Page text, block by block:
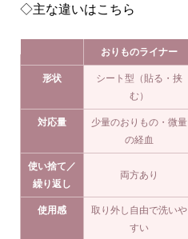
◇主な違いはこちら
おりものライナー
形状
シート型（貼る・挟
む）
対応量
少量のおりもの・微量
の経血
使い捨て／
繰り返し
両方あり
使用感
取り外し自由で洗いや
すい